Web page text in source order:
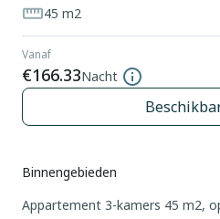
45 m2
Vanaf
€166.33Nacht
Binnengebieden
Appartement 3-kamers 45 m2,